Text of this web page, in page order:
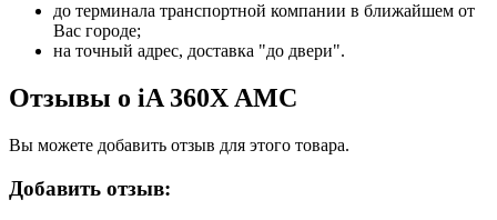
до терминала транспортной компании в ближайшем от
Вас городе;
на точный адрес, доставка "до двери".
Отзывы о iA 360X AMC
Вы можете добавить отзыв для этого товара.
Добавить отзыв: